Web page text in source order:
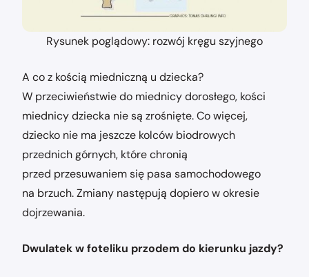
Rysunek poglądowy: rozwój kręgu szyjnego
A co z kością miedniczną u dziecka?
W przeciwieństwie do miednicy dorosłego, kości
miednicy dziecka nie są zrośnięte. Co więcej,
dziecko nie ma jeszcze kolców biodrowych
przednich górnych, które chronią
przed przesuwaniem się pasa samochodowego
na brzuch. Zmiany następują dopiero w okresie
dojrzewania.
Dwulatek w foteliku przodem do kierunku jazdy?